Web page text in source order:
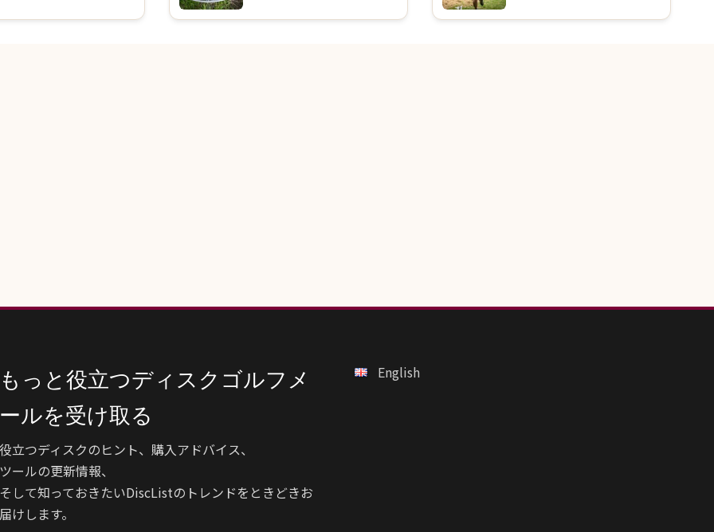
っと役立つディスクゴルフメ
ルを受け取る
立つディスクのヒント、購入アドバイス、
ールの更新情報、
して知っておきたいDiscListのトレンドをときどきお
けします。
English